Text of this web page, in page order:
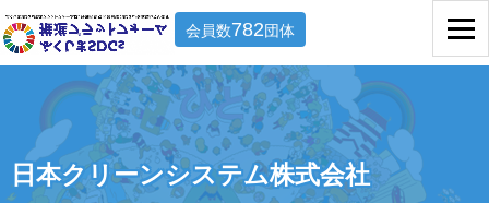
会員数782団体
日本クリーンシステム株式会社